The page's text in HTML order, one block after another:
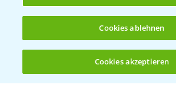
(noch 4)
Folgen Sie
Cookies ablehnen
Cookies akzeptieren